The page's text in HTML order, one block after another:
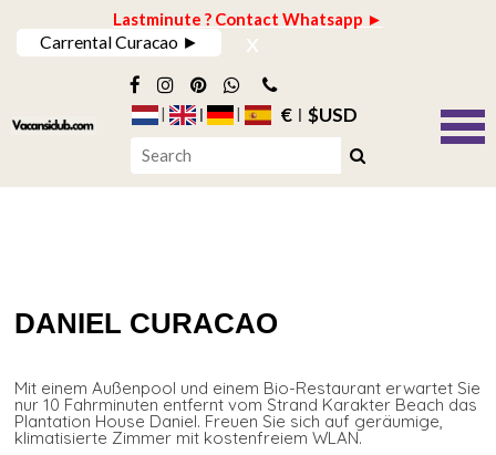
Lastminute ? Contact Whatsapp ►
Carrental Curacao ► x
€ $USD
DANIEL CURACAO
Mit einem Außenpool und einem Bio-Restaurant erwartet Sie
nur 10 Fahrminuten entfernt vom Strand Karakter Beach das
Plantation House Daniel. Freuen Sie sich auf geräumige,
klimatisierte Zimmer mit kostenfreiem WLAN.